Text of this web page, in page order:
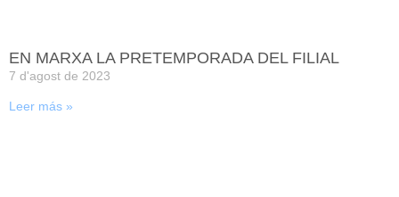
EN MARXA LA PRETEMPORADA DEL FILIAL
7 d'agost de 2023
Leer más »